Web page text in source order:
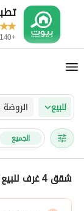
+140 ألف تنزيل للتطبيق
للبيع الروضة
الجميع
شقق 4 غرف للبيع في حي الروضة, جازان